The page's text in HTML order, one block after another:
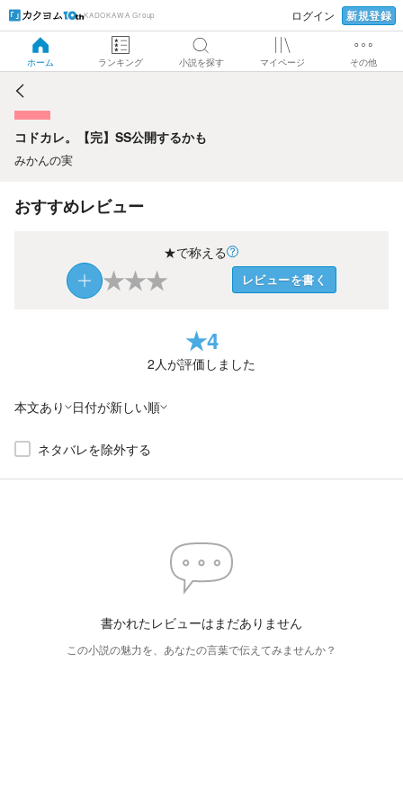
KADOKAWA Group ログイン 新規登録
ホーム ランキング 小説を探す マイページ その他
コドカレ。【完】SS公開するかも
コドカレ。【完】SS公開するかも
みかんの実
おすすめレビュー
★で称える
★★★ レビューを書く
★4
2人が評価しました
本文あり 日付が新しい順
ネタバレを除外する
書かれたレビューはまだありません
この小説の魅力を、あなたの言葉で伝えてみませんか？